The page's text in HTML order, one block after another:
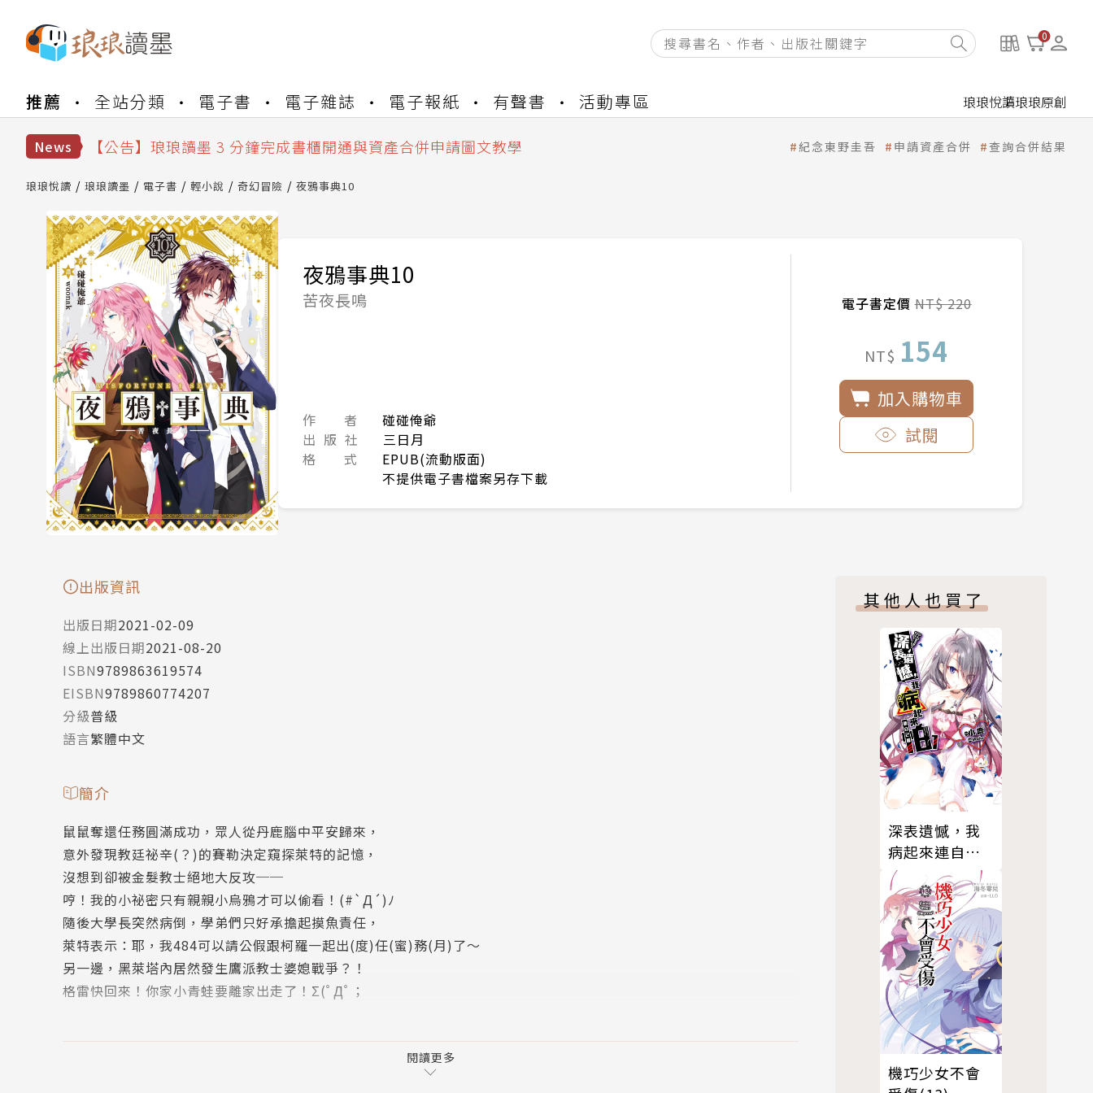
0
推薦 全站分類 電子書 電子雜誌 電子報紙 有聲書 活動專區 琅琅悅讀琅琅原創
News
【公告】琅琅讀墨數位閱讀資產合併與書櫃開通申請
【公告】琅琅讀墨 3 分鐘完成書櫃開通與資產合併申請圖文教學
【公告】琅琅讀墨數位閱讀資產合併與書櫃開通申請
紀念東野圭吾 申請資產合併 查詢合併結果
琅琅悅讀 琅琅讀墨 電子書 輕小說 奇幻冒險 夜鴉事典10
夜鴉事典10
苦夜長鳴
作 者
碰碰俺爺
出 版 社
三日月
格 式
EPUB(流動版面)
不提供電子書檔案另存下載
電子書定價NT$ 220
NT$ 154
加入購物車
試閱
出版資訊
出版日期2021-02-09
線上出版日期2021-08-20
ISBN9789863619574
EISBN9789860774207
分級普級
語言繁體中文
簡介
鼠鼠奪還任務圓滿成功，眾人從丹鹿腦中平安歸來，
意外發現教廷祕辛(？)的賽勒決定窺探萊特的記憶，
沒想到卻被金髮教士絕地大反攻──
哼！我的小祕密只有親親小烏鴉才可以偷看！(#`Д´)ﾉ
隨後大學長突然病倒，學弟們只好承擔起摸魚責任，
萊特表示：耶，我484可以請公假跟柯羅一起出(度)任(蜜)務(月)了～
另一邊，黑萊塔內居然發生鷹派教士婆媳戰爭？！
格雷快回來！你家小青蛙要離家出走了！Σ(ﾟДﾟ；
閱讀更多
其他人也買了
深表遺憾，我
病起來連自己
都怕(01)
機巧少女不會